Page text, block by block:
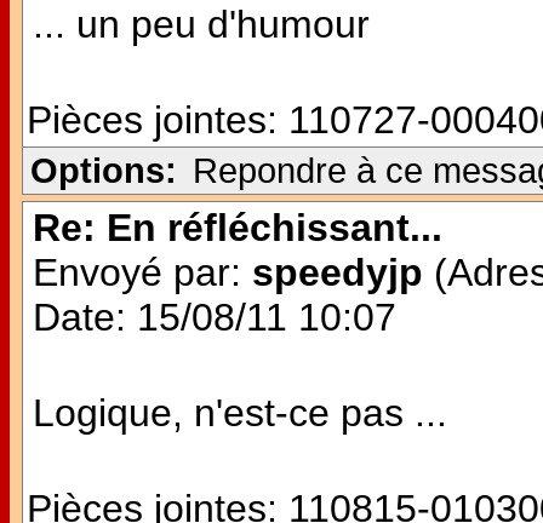
... un peu d'humour
Pièces jointes: 110727-
Options: Repondre à ce
Re: En réfléchissant...
Envoyé par: speedyjp
Date: 15/08/11 10:07
Logique, n'est-ce pas ...
Pièces jointes: 110815-